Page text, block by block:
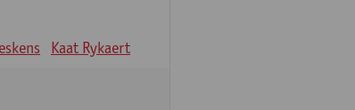
Kaat Rykaert